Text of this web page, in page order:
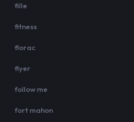
fille
fitness
florac
flyer
follow me
fort mahon